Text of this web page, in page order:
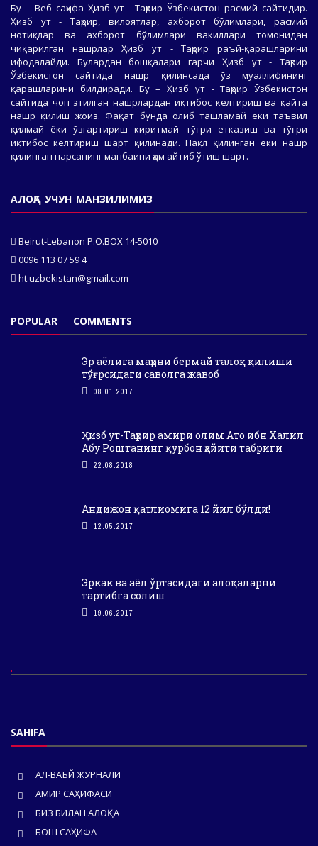
Бу – Веб саҳифа Ҳизб ут - Таҳрир Ўзбекистон расмий сайтидир.
Ҳизб ут - Таҳрир, вилоятлар, ахборот бўлимлари, расмий
нотиқлар ва ахборот бўлимлари вакиллари томонидан
чиқарилган нашрлар Ҳизб ут - Таҳрир раъй-қарашларини
ифодалайди. Булардан бошқалари гарчи Ҳизб ут - Таҳрир
Ўзбекистон сайтида нашр қилинсада ўз муаллифининг
қарашларини билдиради. Бу – Ҳизб ут - Таҳрир Ўзбекистон
сайтида чоп этилган нашрлардан иқтибос келтириш ва қайта
нашр қилиш жоиз. Фақат бунда олиб ташламай ёки таъвил
қилмай ёки ўзгартириш киритмай тўғри етказиш ва тўғри
иқтибос келтириш шарт қилинади. Нақл қилинган ёки нашр
қилинган нарсанинг манбаини ҳам айтиб ўтиш шарт.
АЛОҚА УЧУН МАНЗИЛИМИЗ
Beirut-Lebanon P.O.BOX 14-5010
0096 113 07 59 4
ht.uzbekistan@gmail.com
POPULAR COMMENTS
Эр аёлига маҳрни бермай талоқ қилиши
тўғрсидаги саволга жавоб
08.01.2017
Ҳизб ут-Таҳрир амири олим Ато ибн Халил
Абу Роштанинг қурбон ҳайити табриги
22.08.2018
Андижон қатлиомига 12 йил бўлди!
12.05.2017
Эркак ва аёл ўртасидаги алоқаларни
тартибга солиш
19.06.2017
SAHIFA
АЛ-ВАЪЙ ЖУРНАЛИ
АМИР САҲИФАСИ
БИЗ БИЛАН АЛОҚА
БОШ САҲИФА